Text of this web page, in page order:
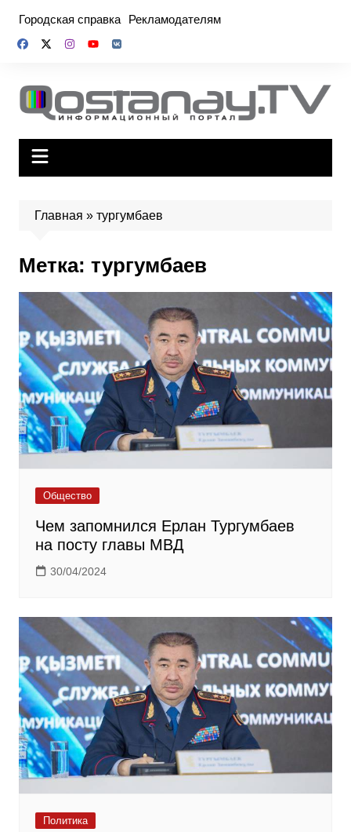
содержимому
Городская справка Рекламодателям
Главная » тургумбаев
Метка: тургумбаев
Общество
Чем запомнился Ерлан Тургумбаев
на посту главы МВД
30/04/2024
Политика